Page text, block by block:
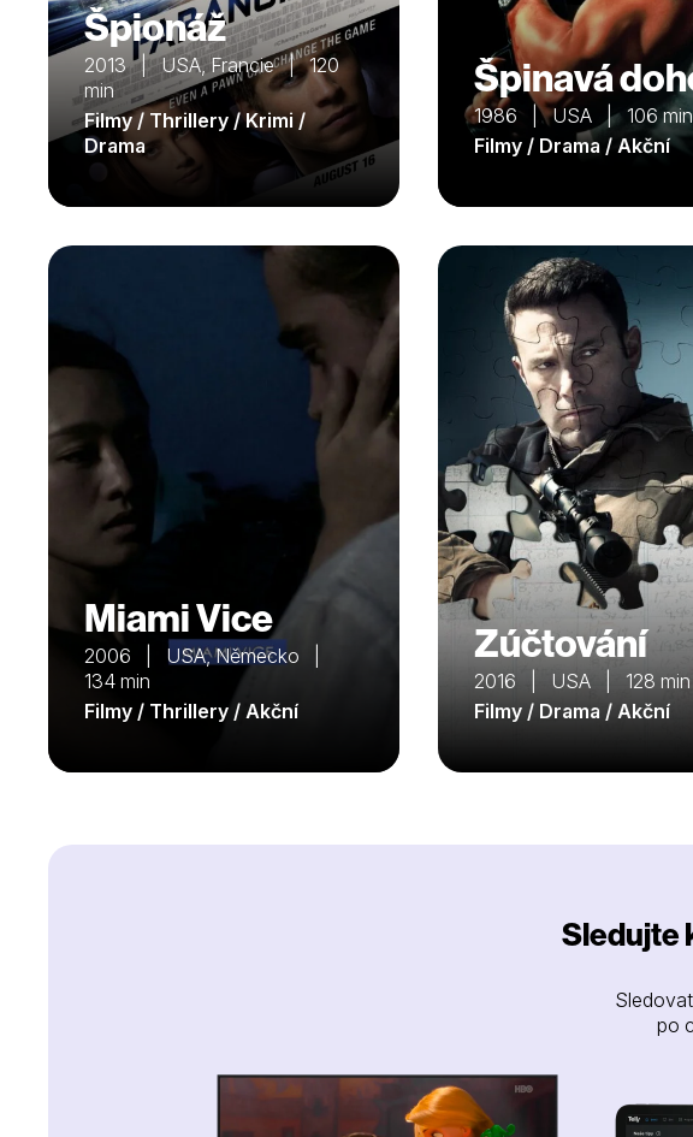
Špionáž
2013 | USA, Francie | 120
min
Filmy / Thrillery / Krimi /
Drama
Špinavá
1986 | USA | 106 min
Filmy / Drama / Akční
Miami Vice
2006 | USA, Německo |
134 min
Filmy / Thrillery / Akční
Zúčtování
2016 | USA | 128 min
Filmy / Drama / Akční
Sledujte
po